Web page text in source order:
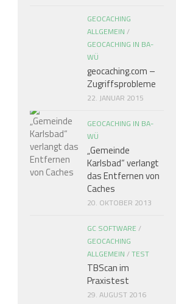
GEOCACHING
ALLGEMEIN /
GEOCACHING IN BA-
WÜ
geocaching.com –
Zugriffsprobleme
22. JANUAR 2015
GEOCACHING IN BA-
WÜ
„Gemeinde
Karlsbad“ verlangt
das Entfernen von
Caches
20. OKTOBER 2013
GC SOFTWARE /
GEOCACHING
ALLGEMEIN /TEST
TBScan im
Praxistest
29. AUGUST 2016